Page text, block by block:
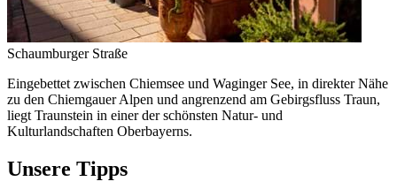
Schaumburger Straße
Eingebettet zwischen Chiemsee und Waginger See, in direkter Nähe
zu den Chiemgauer Alpen und angrenzend am Gebirgsfluss Traun,
liegt Traunstein in einer der schönsten Natur- und
Kulturlandschaften Oberbayerns.
Unsere Tipps